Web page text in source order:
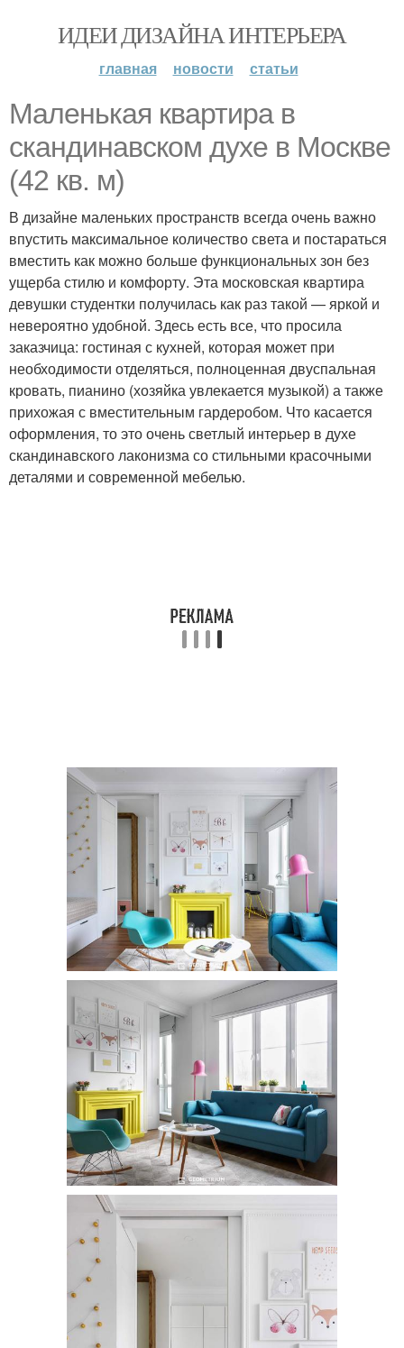
ИДЕИ ДИЗАЙНА ИНТЕРЬЕРА
главная новости статьи
Маленькая квартира в
скандинавском духе в Москве
(42 кв. м)
В дизайне маленьких пространств всегда очень важно
впустить максимальное количество света и постараться
вместить как можно больше функциональных зон без
ущерба стилю и комфорту. Эта московская квартира
девушки студентки получилась как раз такой — яркой и
невероятно удобной. Здесь есть все, что просила
заказчица: гостиная с кухней, которая может при
необходимости отделяться, полноценная двуспальная
кровать, пианино (хозяйка увлекается музыкой) а также
прихожая с вместительным гардеробом. Что касается
оформления, то это очень светлый интерьер в духе
скандинавского лаконизма со стильными красочными
деталями и современной мебелью.